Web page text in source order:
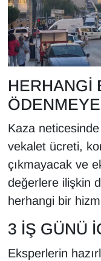
HERHANGİ
Kaza
vekalet ücreti,
çıkmayacak ve
değerlere ilişkin
herhangi bir
3 İŞ GÜNÜ
Eksperlerin